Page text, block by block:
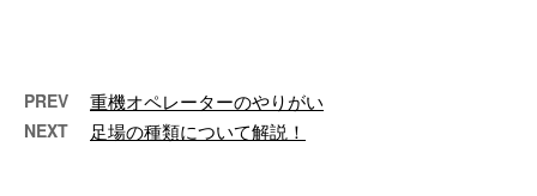
PREV 重機オペレーターのやりがい
NEXT 足場の種類について解説！